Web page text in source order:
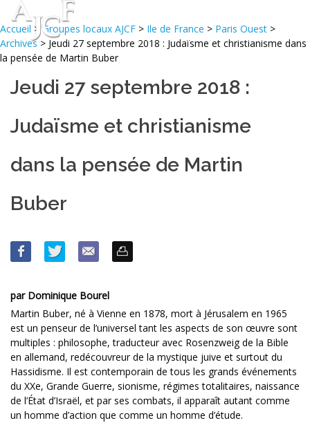
Accueil >Groupes locaux AJCF > Ile de France > Paris Ouest >
Archives> Jeudi 27 septembre 2018 : Judaïsme et christianisme dans
la pensée de Martin Buber
Jeudi 27 septembre 2018 :
Judaïsme et christianisme
dans la pensée de Martin
Buber
par Dominique Bourel
Martin Buber, né à Vienne en 1878, mort à Jérusalem en 1965
est un penseur de l’universel tant les aspects de son œuvre sont
multiples : philosophe, traducteur avec Rosenzweig de la Bible
en allemand, redécouvreur de la mystique juive et surtout du
Hassidisme. Il est contemporain de tous les grands événements
du XXe, Grande Guerre, sionisme, régimes totalitaires, naissance
de l’État d’Israël, et par ses combats, il apparaît autant comme
un homme d’action que comme un homme d’étude.